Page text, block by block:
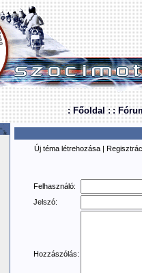
: Főoldal : :
Új téma létrehozása |
Felhasználó:
Jelszó:
Hozzászólás: